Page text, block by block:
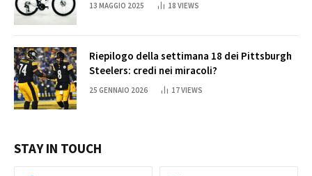
13 MAGGIO 2025 18 VIEWS
Riepilogo della settimana 18 dei Pittsburgh
Steelers: credi nei miracoli?
25 GENNAIO 2026 17VIEWS
STAY IN TOUCH